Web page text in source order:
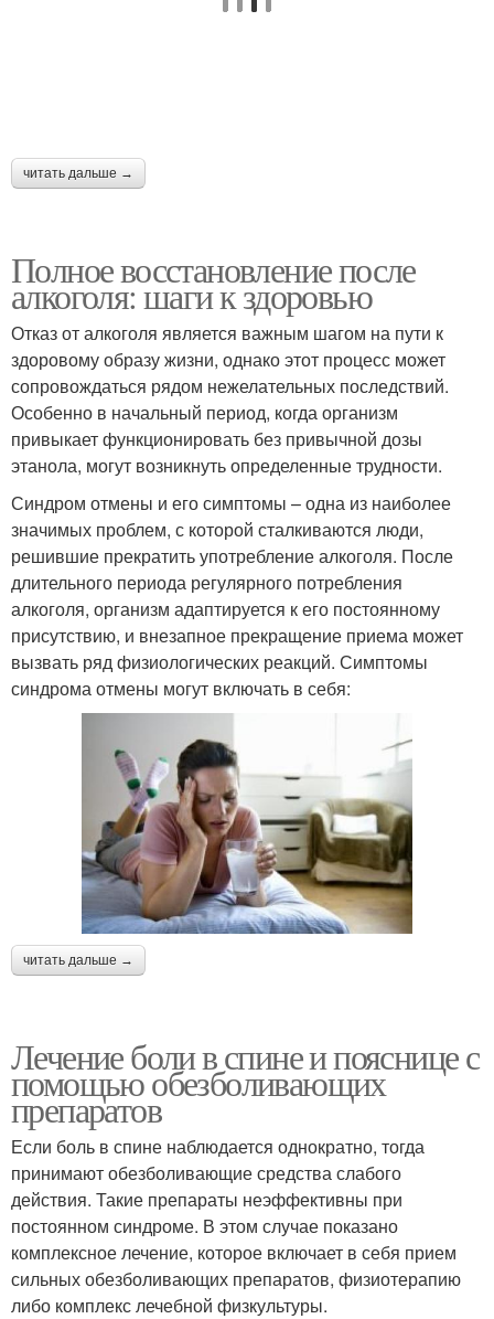
читать дальше →
Полное восстановление после
алкоголя: шаги к здоровью
Отказ от алкоголя является важным шагом на пути к
здоровому образу жизни, однако этот процесс может
сопровождаться рядом нежелательных последствий.
Особенно в начальный период, когда организм
привыкает функционировать без привычной дозы
этанола, могут возникнуть определенные трудности.
Синдром отмены и его симптомы – одна из наиболее
значимых проблем, с которой сталкиваются люди,
решившие прекратить употребление алкоголя. После
длительного периода регулярного потребления
алкоголя, организм адаптируется к его постоянному
присутствию, и внезапное прекращение приема может
вызвать ряд физиологических реакций. Симптомы
синдрома отмены могут включать в себя:
читать дальше →
Лечение боли в спине и пояснице с
помощью обезболивающих
препаратов
Если боль в спине наблюдается однократно, тогда
принимают обезболивающие средства слабого
действия. Такие препараты неэффективны при
постоянном синдроме. В этом случае показано
комплексное лечение, которое включает в себя прием
сильных обезболивающих препаратов, физиотерапию
либо комплекс лечебной физкультуры.